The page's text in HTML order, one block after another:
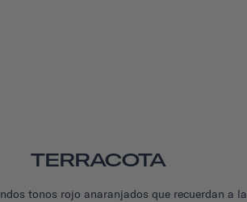
TERRACOTA
tonos rojo anaranjados que recuerdan a la